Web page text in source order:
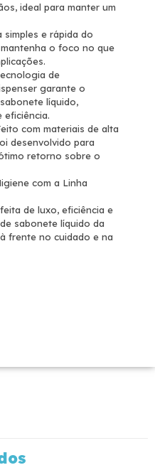
ideal para manter um
simples e rápida do
o foco no que
de
garante o
líquido,
eficiência.
com materiais de alta
desenvolvido para
retorno sobre o
com a Linha
de luxo, eficiência e
sabonete líquido da
frente no cuidado e na